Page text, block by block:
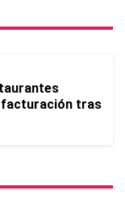
facturación tras